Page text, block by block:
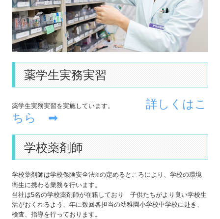
薬学生実務実習
薬学生実務実習を実施しています。詳しくはこ
ちら ➡
学校薬剤師
学校薬剤師は学校保険安全法※の定めるところにより、学校の環境
衛生に携わる業務を行います。
当社は5名の学校薬剤師が在籍しており 子供たちがより良い学校生
活がおくれるよう、年に数回各担当の幼稚園小学校中学校に赴き、
検査、指導を行っております。